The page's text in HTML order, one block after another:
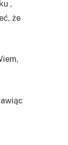
,
że